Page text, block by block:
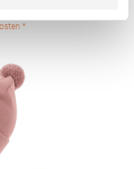
100%
*